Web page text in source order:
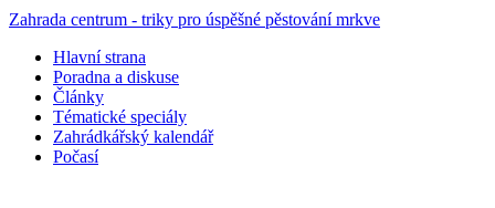
Zahrada centrum - triky pro úspěšné pěstování mrkve
Hlavní strana
Poradna a diskuse
Články
Tématické speciály
Zahrádkářský kalendář
Počasí